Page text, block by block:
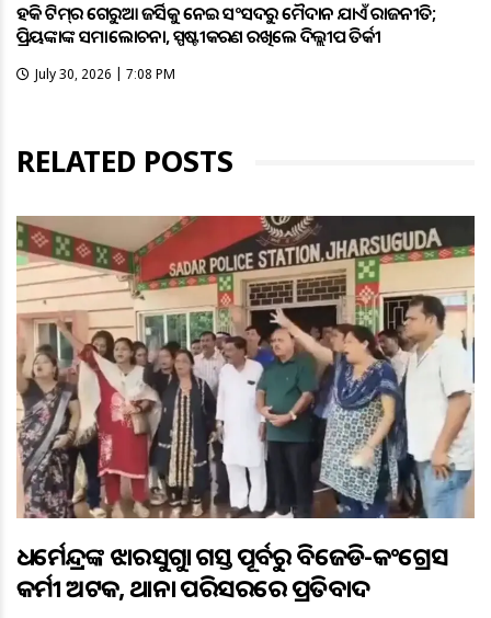
ହକି ଟିମ୍‌ର ଗେରୁଆ ଜର୍ସିକୁ ନେଇ ସଂସଦରୁ ମୈଦାନ ଯାଏଁ ରାଜନୀତି;
ପ୍ରିୟଙ୍କାଙ୍କ ସମାଲୋଚନା, ସ୍ପଷ୍ଟୀକରଣ ରଖିଲେ ଦିଲ୍ଲୀପ ତିର୍କୀ
July 30, 2026 | 7:08 PM
RELATED POSTS
ଧର୍ମେନ୍ଦ୍ରଙ୍କ ଝାରସୁଗୁଡ଼ା ଗସ୍ତ ପୂର୍ବରୁ ବିଜେଡି-କଂଗ୍ରେସ
କର୍ମୀ ଅଟକ, ଥାନା ପରିସରରେ ପ୍ରତିବାଦ